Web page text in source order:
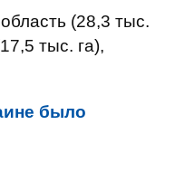
(28,3 тыс.
тыс. га),
было